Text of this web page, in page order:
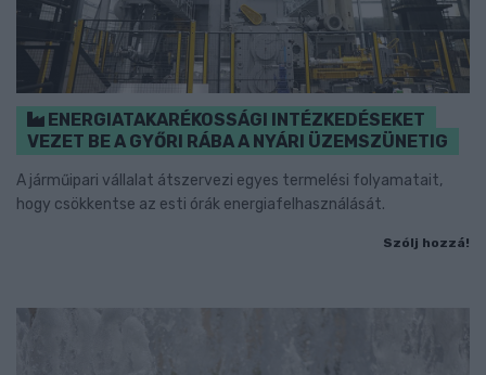
ENERGIATAKARÉKOSSÁGI INTÉZKEDÉSEKET
VEZET BE A GYŐRI RÁBA A NYÁRI ÜZEMSZÜNETIG
A járműipari vállalat átszervezi egyes termelési folyamatait,
hogy csökkentse az esti órák energiafelhasználását.
Szólj hozzá!